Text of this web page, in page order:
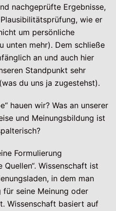
nachgeprüfte Ergebnisse,
wie er
um persönliche
unten mehr). Dem schließe
an und auch hier
Standpunkt sehr
du uns ja zugestehst).
hauen wir? Was an unserer
und Meinungsbildung ist
Formulierung
Quellen“. Wissenschaft ist
in dem man
für seine Meinung oder
Wissenschaft basiert auf